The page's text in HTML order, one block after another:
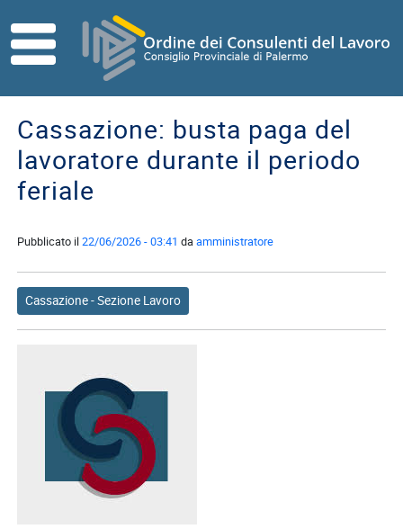
HOME
Direttivo
Consiglio
di
Contatti
Commissioni
Referenti
ISCRITTI
Consulenti
del
Lavoro
Ricerca
Iscritti
Cassazione: busta paga del
lavoratore durante il periodo
feriale
Pubblicato il22/06/2026 - 03:41 daamministratore
Cassazione - Sezione Lavoro